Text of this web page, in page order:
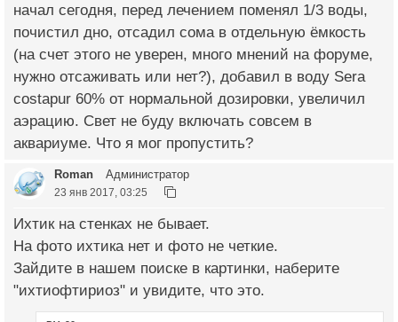
начал сегодня, перед лечением поменял 1/3 воды,
почистил дно, отсадил сома в отдельную ёмкость
(на счет этого не уверен, много мнений на форуме,
нужно отсаживать или нет?), добавил в воду Sera
costapur 60% от нормальной дозировки, увеличил
аэрацию. Свет не буду включать совсем в
аквариуме. Что я мог пропустить?
Roman Администратор
23 янв 2017, 03:25
Ихтик на стенках не бывает.
На фото ихтика нет и фото не четкие.
Зайдите в нашем поиске в картинки, наберите
"ихтиофтириоз" и увидите, что это.